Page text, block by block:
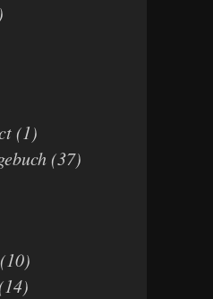
(1)
(37)
(10)